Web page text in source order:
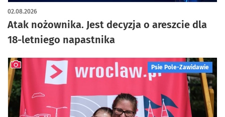
Atak nożownika. Jest decyzja o areszcie dla
18-letniego napastnika
02.08.2026
Psie Pole-Zawidawie